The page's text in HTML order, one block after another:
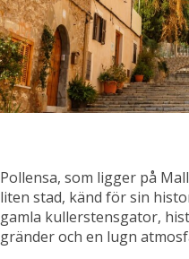
Pollensa, som ligger på
liten stad, känd för sin
gamla kullerstensgator,
gränder och en lugn